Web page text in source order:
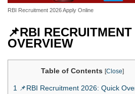
RBI Recruitment 2026 Apply Online
📌RBI
OVERVIEW
Table of Contents [Close]
1 📌RBI Recruitment 2026: Quick